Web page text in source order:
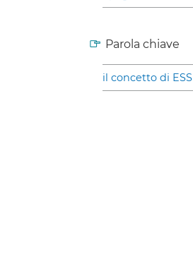
Parola chiave
il concetto di ESS